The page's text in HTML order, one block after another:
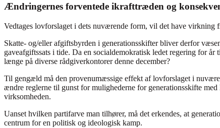
Ændringernes forventede ikrafttræden og
Vedtages lovforslaget i dets nuværende form, vil det have virkning
Skatte- og/eller afgiftsbyrden i generationsskifter bliver derfor
gaveafgiftssats i tide. Da en socialdemokratisk ledet regering for
længe på diverse rådgiverkontorer denne december?
Til gengæld må den provenumæssige effekt af lovforslaget i
ændre reglerne til gunst for mulighederne for generationsskifte
virksomheden.
Uanset hvilken partifarve man tilhører, må det erkendes, at
centrum for en politisk og ideologisk kamp.